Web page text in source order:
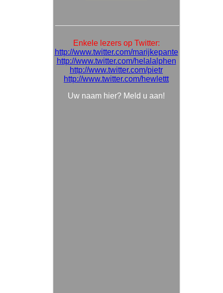
Enkele lezers op Twitter:
http://www.twitter.com/marijkepante
http://www.twitter.com/helalalphen
http://www.twitter.com/pietr
http://www.twitter.com/hewlettt
Uw naam hier? Meld u aan!